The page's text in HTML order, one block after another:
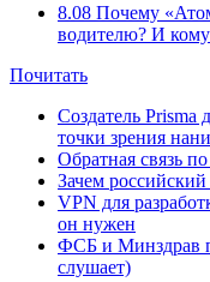
8.08 Почему
водителю? И
Почитать
Создатель Prisma
точки зрения
Обратная связь
Зачем
VPN для
он нужен
ФСБ и Минздрав
слушает)